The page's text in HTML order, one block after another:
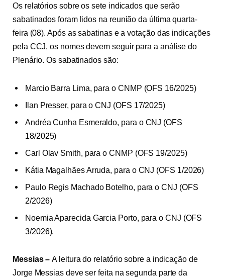
Os relatórios sobre os sete indicados que serão
sabatinados foram lidos na reunião da última quarta-
feira (08). Após as sabatinas e a votação das indicações
pela CCJ, os nomes devem seguir para a análise do
Plenário. Os sabatinados são:
Marcio Barra Lima, para o CNMP (OFS 16/2025)
Ilan Presser, para o CNJ (OFS 17/2025)
Andréa Cunha Esmeraldo, para o CNJ (OFS
18/2025)
Carl Olav Smith, para o CNMP (OFS 19/2025)
Kátia Magalhães Arruda, para o CNJ (OFS 1/2026)
Paulo Regis Machado Botelho, para o CNJ (OFS
2/2026)
Noemia Aparecida Garcia Porto, para o CNJ (OFS
3/2026).
Messias –A leitura do relatório sobre a indicação de
Jorge Messias deve ser feita na segunda parte da